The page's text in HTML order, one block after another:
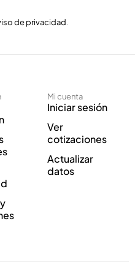
de privacidad.
Mi cuenta
Iniciar sesión
Ver
cotizaciones
Actualizar
datos